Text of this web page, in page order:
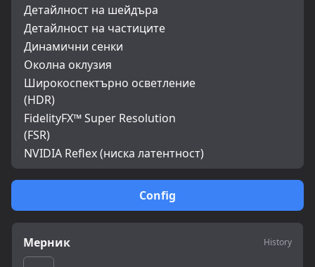
Config
Мерник History
Детайлност на шейдъра
Детайлност на частиците
Динамични сенки
Околна оклузия
Широкоспектърно осветление
(HDR)
FidelityFX™ Super Resolution
(FSR)
NVIDIA Reflex (ниска латентност)